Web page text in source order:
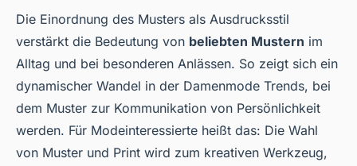
Die Einordnung des Musters als Ausdrucksstil
verstärkt die Bedeutung von beliebten Mustern im
Alltag und bei besonderen Anlässen. So zeigt sich ein
dynamischer Wandel in der Damenmode Trends, bei
dem Muster zur Kommunikation von Persönlichkeit
werden. Für Modeinteressierte heißt das: Die Wahl
von Muster und Print wird zum kreativen Werkzeug,